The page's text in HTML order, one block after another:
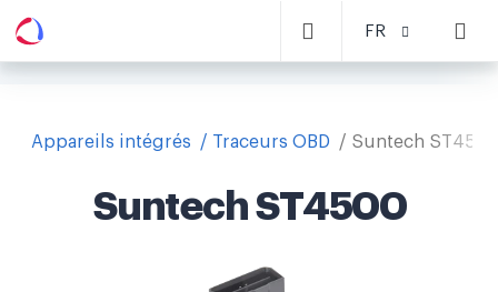
FR
Appareils intégrés Traceurs OBD Suntech
Suntech ST4500